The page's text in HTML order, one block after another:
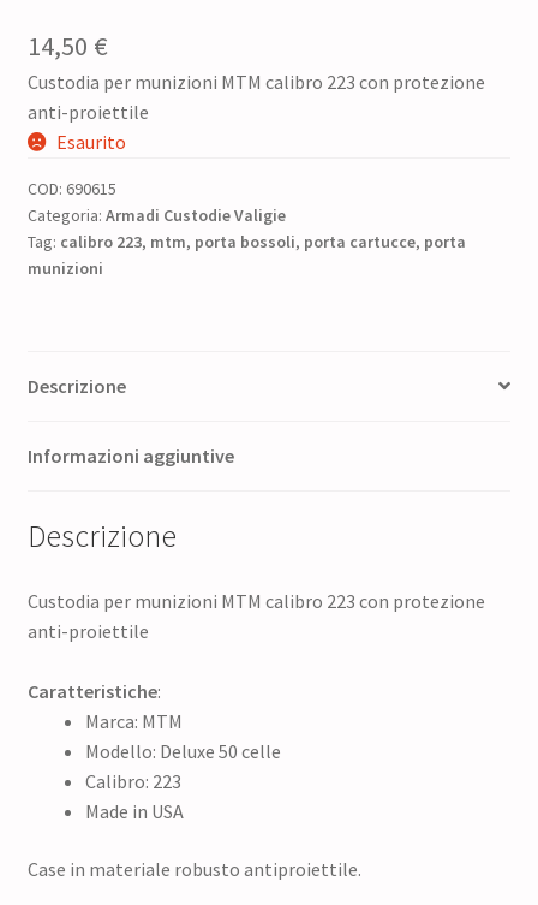
14,50 €
Custodia per munizioni MTM calibro 223 con protezione
anti-proiettile
Esaurito
COD: 690615
Categoria: Armadi Custodie Valigie
Tag: calibro 223, mtm, porta bossoli, porta cartucce, porta
munizioni
Descrizione
Informazioni aggiuntive
Descrizione
Custodia per munizioni MTM calibro 223 con protezione
anti-proiettile
Caratteristiche:
Marca: MTM
Modello: Deluxe 50 celle
Calibro: 223
Made in USA
Case in materiale robusto antiproiettile.